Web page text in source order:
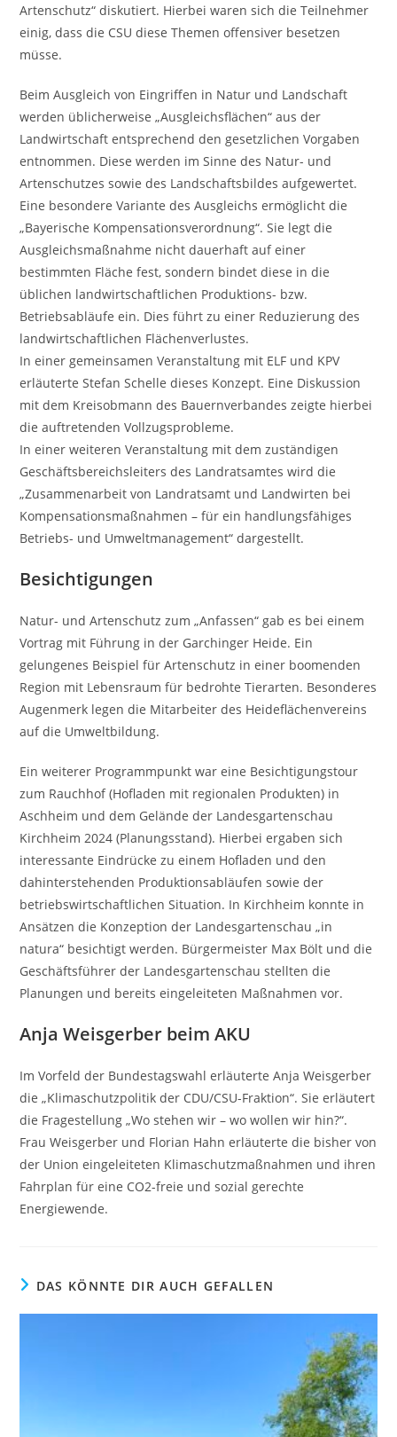
Artenschutz“ diskutiert. Hierbei waren sich die Teilnehmer
einig, dass die CSU diese Themen offensiver besetzen
müsse.
Beim Ausgleich von Eingriffen in Natur und Landschaft
werden üblicherweise „Ausgleichsflächen“ aus der
Landwirtschaft entsprechend den gesetzlichen Vorgaben
entnommen. Diese werden im Sinne des Natur- und
Artenschutzes sowie des Landschaftsbildes aufgewertet.
Eine besondere Variante des Ausgleichs ermöglicht die
„Bayerische Kompensationsverordnung“. Sie legt die
Ausgleichsmaßnahme nicht dauerhaft auf einer
bestimmten Fläche fest, sondern bindet diese in die
üblichen landwirtschaftlichen Produktions- bzw.
Betriebsabläufe ein. Dies führt zu einer Reduzierung des
landwirtschaftlichen Flächenverlustes.
In einer gemeinsamen Veranstaltung mit ELF und KPV
erläuterte Stefan Schelle dieses Konzept. Eine Diskussion
mit dem Kreisobmann des Bauernverbandes zeigte hierbei
die auftretenden Vollzugsprobleme.
In einer weiteren Veranstaltung mit dem zuständigen
Geschäftsbereichsleiters des Landratsamtes wird die
„Zusammenarbeit von Landratsamt und Landwirten bei
Kompensationsmaßnahmen – für ein handlungsfähiges
Betriebs- und Umweltmanagement“ dargestellt.
Besichtigungen
Natur- und Artenschutz zum „Anfassen“ gab es bei einem
Vortrag mit Führung in der Garchinger Heide. Ein
gelungenes Beispiel für Artenschutz in einer boomenden
Region mit Lebensraum für bedrohte Tierarten. Besonderes
Augenmerk legen die Mitarbeiter des Heideflächenvereins
auf die Umweltbildung.
Ein weiterer Programmpunkt war eine Besichtigungstour
zum Rauchhof (Hofladen mit regionalen Produkten) in
Aschheim und dem Gelände der Landesgartenschau
Kirchheim 2024 (Planungsstand). Hierbei ergaben sich
interessante Eindrücke zu einem Hofladen und den
dahinterstehenden Produktionsabläufen sowie der
betriebswirtschaftlichen Situation. In Kirchheim konnte in
Ansätzen die Konzeption der Landesgartenschau „in
natura“ besichtigt werden. Bürgermeister Max Bölt und die
Geschäftsführer der Landesgartenschau stellten die
Planungen und bereits eingeleiteten Maßnahmen vor.
Anja Weisgerber beim AKU
Im Vorfeld der Bundestagswahl erläuterte Anja Weisgerber
die „Klimaschutzpolitik der CDU/CSU-Fraktion“. Sie erläutert
die Fragestellung „Wo stehen wir – wo wollen wir hin?“.
Frau Weisgerber und Florian Hahn erläuterte die bisher von
der Union eingeleiteten Klimaschutzmaßnahmen und ihren
Fahrplan für eine CO2-freie und sozial gerechte
Energiewende.
DAS KÖNNTE DIR AUCH GEFALLEN